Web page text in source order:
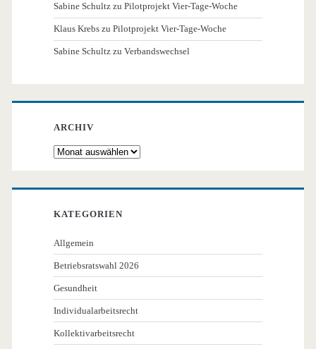
Sabine Schultz zuPilotprojekt Vier-Tage-Woche
Klaus Krebs zuPilotprojekt Vier-Tage-Woche
Sabine Schultz zuVerbandswechsel
ARCHIV
Archiv
KATEGORIEN
Allgemein
Betriebsratswahl 2026
Gesundheit
Individualarbeitsrecht
Kollektivarbeitsrecht